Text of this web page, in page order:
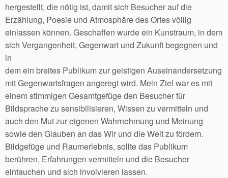
hergestellt, die nötig ist, damit sich Besucher auf die
Erzählung, Poesie und Atmosphäre des Ortes völlig
einlassen können. Geschaffen wurde ein Kunstraum, in dem
sich Vergangenheit, Gegenwart und Zukunft begegnen und
in
dem ein breites Publikum zur geistigen Auseinandersetzung
mit Gegenwartsfragen angeregt wird. Mein Ziel war es mit
einem stimmigen Gesamtgefüge den Besucher für
Bildsprache zu sensibilisieren, Wissen zu vermitteln und
auch den Mut zur eigenen Wahrnehmung und Meinung
sowie den Glauben an das Wir und die Welt zu fördern.
Bildgefüge und Raumerlebnis, sollte das Publikum
berühren, Erfahrungen vermitteln und die Besucher
eintauchen und sich involvieren lassen.